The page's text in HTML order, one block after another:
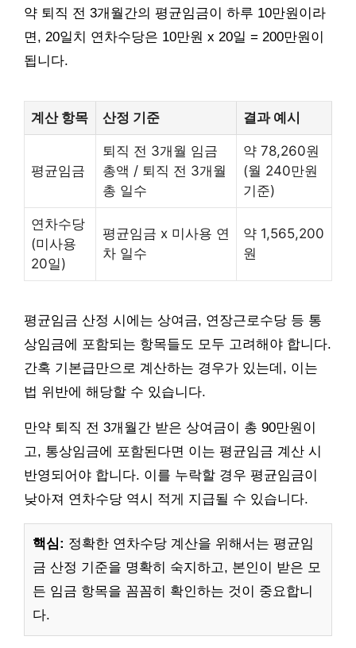
약 퇴직 전 3개월간의 평균임금이 하루 10만원이라
면, 20일치 연차수당은 10만원 x 20일 = 200만원이
됩니다.
계산 항목 산정 기준 결과 예시
평균임금
퇴직 전 3개월 임금
총액 / 퇴직 전 3개월
총 일수
약 78,260원
(월 240만원
기준)
연차수당
(미사용
20일)
평균임금 x 미사용 연
차 일수
약 1,565,200
원
평균임금 산정 시에는 상여금, 연장근로수당 등 통
상임금에 포함되는 항목들도 모두 고려해야 합니다.
간혹 기본급만으로 계산하는 경우가 있는데, 이는
법 위반에 해당할 수 있습니다.
만약 퇴직 전 3개월간 받은 상여금이 총 90만원이
고, 통상임금에 포함된다면 이는 평균임금 계산 시
반영되어야 합니다. 이를 누락할 경우 평균임금이
낮아져 연차수당 역시 적게 지급될 수 있습니다.
핵심: 정확한 연차수당 계산을 위해서는 평균임
금 산정 기준을 명확히 숙지하고, 본인이 받은 모
든 임금 항목을 꼼꼼히 확인하는 것이 중요합니
다.